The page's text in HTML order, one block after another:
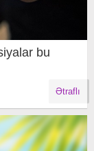
bu
Ətraflı